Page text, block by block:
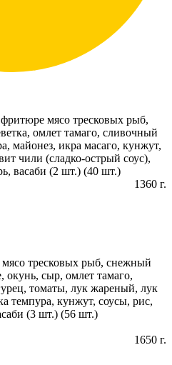
мясо тресковых рыб,
омлет тамаго, сливочный
майонез, икра масаго, кунжут,
чили (сладко-острый соус),
васаби (2 шт.) (40 шт.)
1360 г.
тресковых рыб, снежный
окунь, сыр, омлет тамаго,
томаты, лук жареный, лук
темпура, кунжут, соусы, рис,
(3 шт.) (56 шт.)
1650 г.